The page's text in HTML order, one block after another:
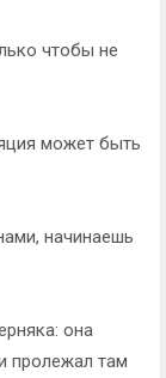
чтобы не
может быть
начинаешь
она
пролежал там